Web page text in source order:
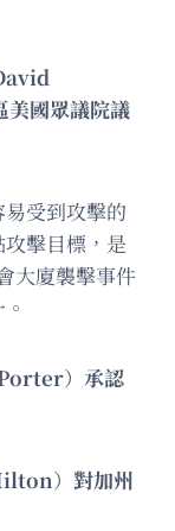
美國眾議院議
受到攻擊的
擊目標，是
大廈襲擊事件
Porter） 承認
） 對加州